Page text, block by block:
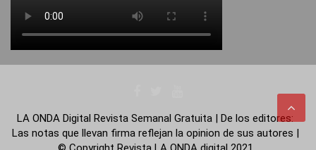
LA ONDA Digital Revista Semanal Gratuita | De los editores:
Las notas que llevan firma reflejan la opinion de sus autores |